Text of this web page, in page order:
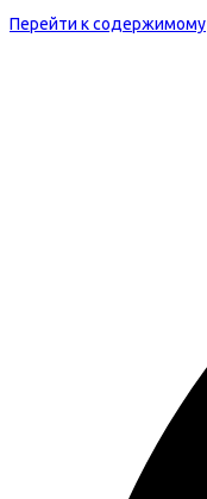
Перейти к содержимому